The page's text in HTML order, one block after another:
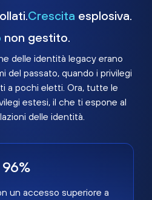
Crescita esplosiva.
non gestito.
delle identità legacy erano
del passato, quando i privilegi
a pochi eletti. Ora, tutte le
estesi, il che ti espone al
delle identità.
96%
un accesso superiore a